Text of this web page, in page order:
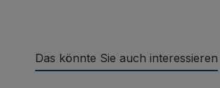
Das könnte Sie auch interessieren